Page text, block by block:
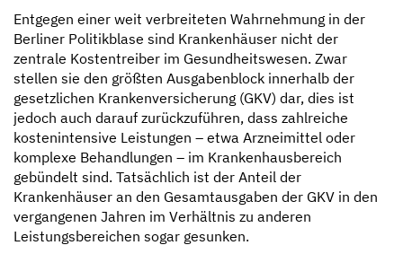
Entgegen einer weit verbreiteten Wahrnehmung in der
Berliner Politikblase sind Krankenhäuser nicht der
zentrale Kostentreiber im Gesundheitswesen. Zwar
stellen sie den größten Ausgabenblock innerhalb der
gesetzlichen Krankenversicherung (GKV) dar, dies ist
jedoch auch darauf zurückzuführen, dass zahlreiche
kostenintensive Leistungen – etwa Arzneimittel oder
komplexe Behandlungen – im Krankenhausbereich
gebündelt sind. Tatsächlich ist der Anteil der
Krankenhäuser an den Gesamtausgaben der GKV in den
vergangenen Jahren im Verhältnis zu anderen
Leistungsbereichen sogar gesunken.